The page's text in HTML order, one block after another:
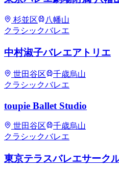
杉並区
八幡山
クラシックバレエ
中村淑子バレエアトリエ
世田谷区
千歳烏山
クラシックバレエ
toupie Ballet Studio
世田谷区
千歳烏山
クラシックバレエ
東京テラスバレエサーク